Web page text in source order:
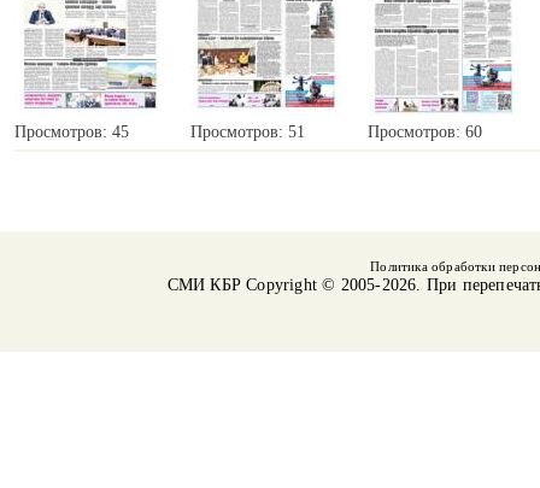
Просмотров: 45 Просмотров: 51 Просмотров: 60
Политика обработки
СМИ КБРCopyright © 2005-2026. При